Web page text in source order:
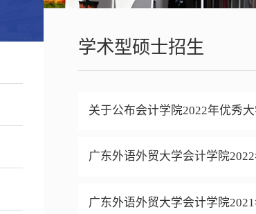
学术型硕士招生
关于公布会计学院2022年优秀
广东外语外贸大学会计学院
广东外语外贸大学会计学院